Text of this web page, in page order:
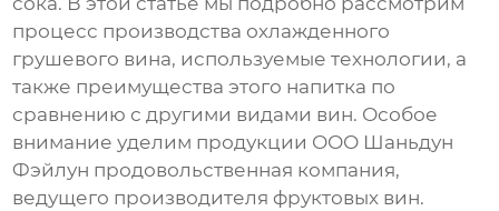
процесс производства охлажденного
грушевого вина, используемые технологии, а
также преимущества этого напитка по
сравнению с другими видами вин. Особое
внимание уделим продукции ООО Шаньдун
Фэйлун продовольственная компания,
ведущего производителя фруктовых вин.